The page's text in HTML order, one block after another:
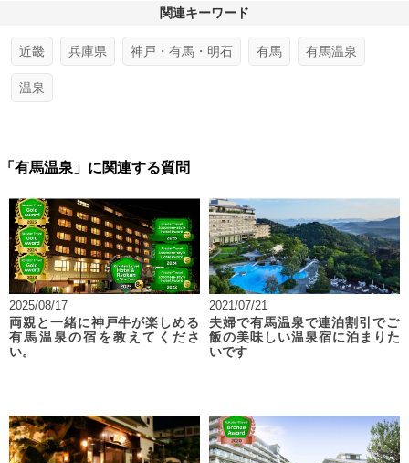
関連キーワード
近畿 兵庫県 神戸・有馬・明石 有馬 有馬温泉
温泉
「有馬温泉」に関連する質問
2025/08/17
両親と一緒に神戸牛が楽しめる
有馬温泉の宿を教えてくださ
い。
2021/07/21
夫婦で有馬温泉で連泊割引でご
飯の美味しい温泉宿に泊まりた
いです